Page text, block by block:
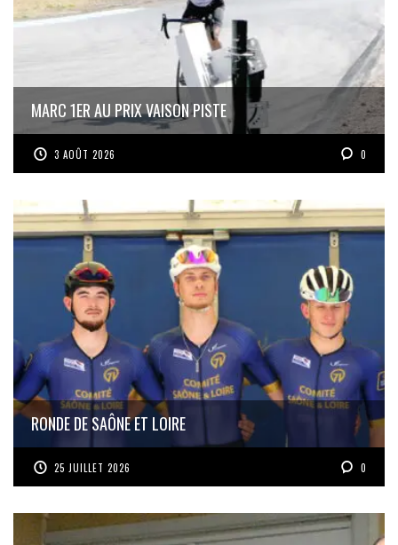
MARC 1ER AU PRIX VAISON PISTE
3 AOÛT 2026 0
RONDE DE SAÔNE ET LOIRE
25 JUILLET 2026 0